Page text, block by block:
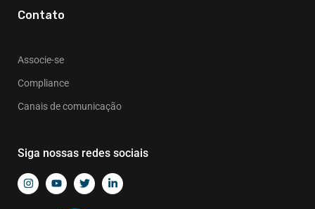
Contato
Associe-se
Compliance
Canais de comunicação
Siga nossas redes sociais